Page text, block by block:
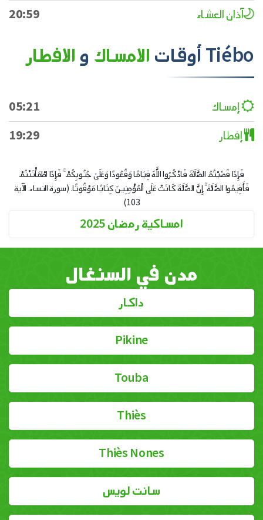
آذان العشاء
20:59
Tiébo أوقات الامساك و الافطار
إمساك
05:21
إفطار
19:29
فَإِذَا قَضَيْتُمُ الصَّلَاةَ فَاذْكُرُوا اللَّهَ قِيَامًا وَقُعُودًا وَعَلَىٰ جُنُوبِكُمْ ۚ فَإِذَا اطْمَأْنَنْتُمْ
فَأَقِيمُوا الصَّلَاةَ ۚ إِنَّ الصَّلَاةَ كَانَتْ عَلَى الْمُؤْمِنِينَ كِتَابًا مَوْقُوتًا. (سورة النساء. الآية
103)
امساكية رمضان 2025
مدن في السنغال
داكار
Pikine
Touba
Thiès
Thiès Nones
سانت لويس